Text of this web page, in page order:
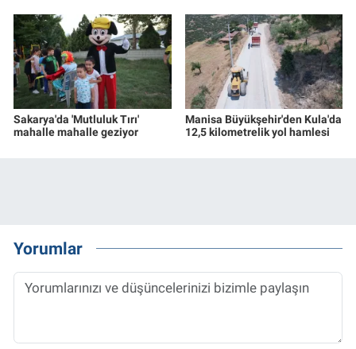
Sakarya'da 'Mutluluk Tırı'
mahalle mahalle geziyor
Manisa Büyükşehir'den Kula'da
12,5 kilometrelik yol hamlesi
Yorumlar